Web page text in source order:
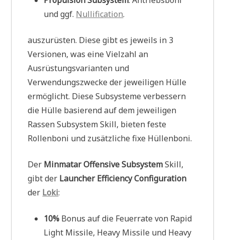
und ggf. Nullification.
auszurüsten. Diese gibt es jeweils in 3
Versionen, was eine Vielzahl an
Ausrüstungsvarianten und
Verwendungszwecke der jeweiligen Hülle
ermöglicht. Diese Subsysteme verbessern
die Hülle basierend auf dem jeweiligen
Rassen Subsystem Skill, bieten feste
Rollenboni und zusätzliche fixe Hüllenboni.
Der Minmatar Offensive SubsystemSkill,
gibt der Launcher Efficiency Configuration
der Loki:
10% Bonus auf die Feuerrate von Rapid
Light Missile, Heavy Missile und Heavy